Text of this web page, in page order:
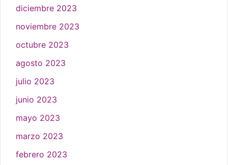
diciembre 2023
noviembre 2023
octubre 2023
agosto 2023
julio 2023
junio 2023
mayo 2023
marzo 2023
febrero 2023